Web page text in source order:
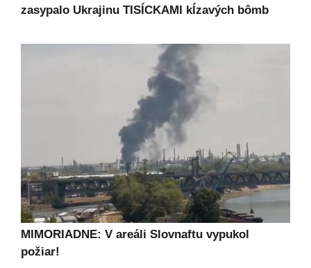
zasypalo Ukrajinu TISÍCKAMI kĺzavých bômb
MIMORIADNE: V areáli Slovnaftu vypukol
požiar!